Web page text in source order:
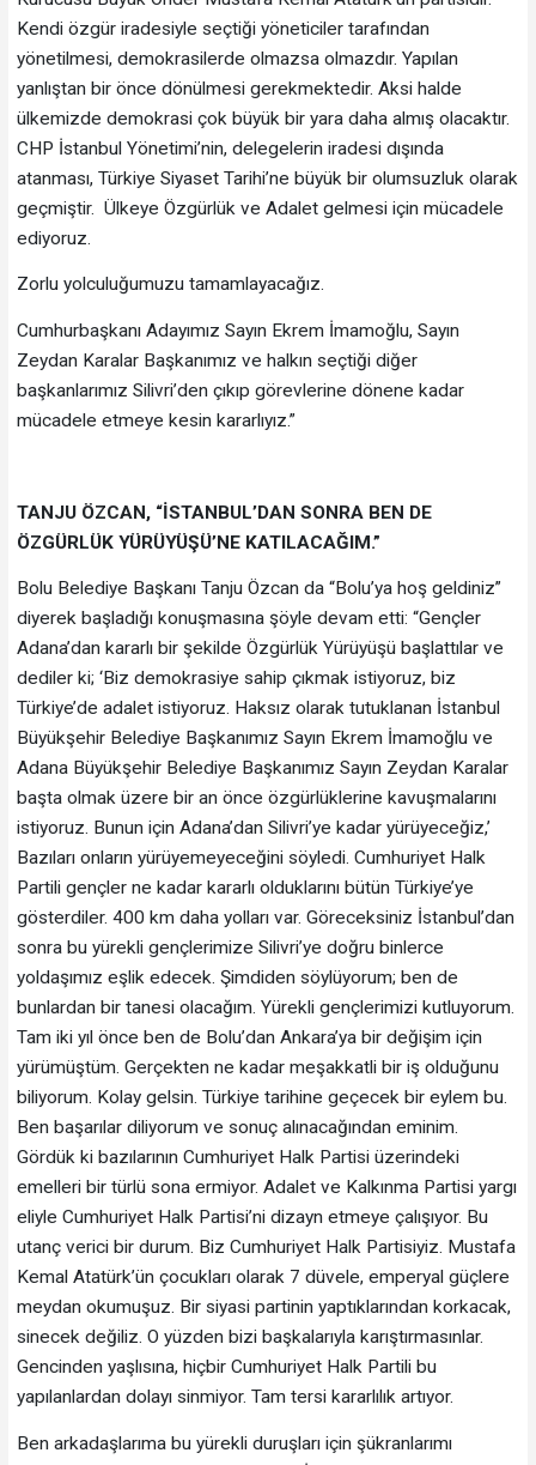
Kendi özgür iradesiyle seçtiği yöneticiler tarafından
yönetilmesi, demokrasilerde olmazsa olmazdır. Yapılan
yanlıştan bir önce dönülmesi gerekmektedir. Aksi halde
ülkemizde demokrasi çok büyük bir yara daha almış olacaktır.
CHP İstanbul Yönetimi’nin, delegelerin iradesi dışında
atanması, Türkiye Siyaset Tarihi’ne büyük bir olumsuzluk olarak
geçmiştir. Ülkeye Özgürlük ve Adalet gelmesi için mücadele
ediyoruz.
Zorlu yolculuğumuzu tamamlayacağız.
Cumhurbaşkanı Adayımız Sayın Ekrem İmamoğlu, Sayın
Zeydan Karalar Başkanımız ve halkın seçtiği diğer
başkanlarımız Silivri’den çıkıp görevlerine dönene kadar
mücadele etmeye kesin kararlıyız.”
TANJU ÖZCAN, “İSTANBUL’DAN SONRA BEN DE
ÖZGÜRLÜK YÜRÜYÜŞÜ’NE KATILACAĞIM.”
Bolu Belediye Başkanı Tanju Özcan da “Bolu’ya hoş geldiniz”
diyerek başladığı konuşmasına şöyle devam etti: “Gençler
Adana’dan kararlı bir şekilde Özgürlük Yürüyüşü başlattılar ve
dediler ki; ‘Biz demokrasiye sahip çıkmak istiyoruz, biz
Türkiye’de adalet istiyoruz. Haksız olarak tutuklanan İstanbul
Büyükşehir Belediye Başkanımız Sayın Ekrem İmamoğlu ve
Adana Büyükşehir Belediye Başkanımız Sayın Zeydan Karalar
başta olmak üzere bir an önce özgürlüklerine kavuşmalarını
istiyoruz. Bunun için Adana’dan Silivri’ye kadar yürüyeceğiz,’
Bazıları onların yürüyemeyeceğini söyledi. Cumhuriyet Halk
Partili gençler ne kadar kararlı olduklarını bütün Türkiye’ye
gösterdiler. 400 km daha yolları var. Göreceksiniz İstanbul’dan
sonra bu yürekli gençlerimize Silivri’ye doğru binlerce
yoldaşımız eşlik edecek. Şimdiden söylüyorum; ben de
bunlardan bir tanesi olacağım. Yürekli gençlerimizi kutluyorum.
Tam iki yıl önce ben de Bolu’dan Ankara’ya bir değişim için
yürümüştüm. Gerçekten ne kadar meşakkatli bir iş olduğunu
biliyorum. Kolay gelsin. Türkiye tarihine geçecek bir eylem bu.
Ben başarılar diliyorum ve sonuç alınacağından eminim.
Gördük ki bazılarının Cumhuriyet Halk Partisi üzerindeki
emelleri bir türlü sona ermiyor. Adalet ve Kalkınma Partisi yargı
eliyle Cumhuriyet Halk Partisi’ni dizayn etmeye çalışıyor. Bu
utanç verici bir durum. Biz Cumhuriyet Halk Partisiyiz. Mustafa
Kemal Atatürk’ün çocukları olarak 7 düvele, emperyal güçlere
meydan okumuşuz. Bir siyasi partinin yaptıklarından korkacak,
sinecek değiliz. O yüzden bizi başkalarıyla karıştırmasınlar.
Gencinden yaşlısına, hiçbir Cumhuriyet Halk Partili bu
yapılanlardan dolayı sinmiyor. Tam tersi kararlılık artıyor.
Ben arkadaşlarıma bu yürekli duruşları için şükranlarımı